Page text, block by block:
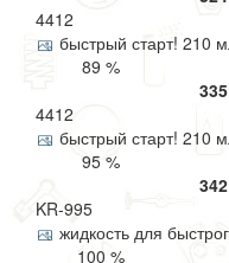
4412
быстрый старт! 210
89 %
4412
быстрый старт! 210
95 %
KR-995
жидкость для
100 %